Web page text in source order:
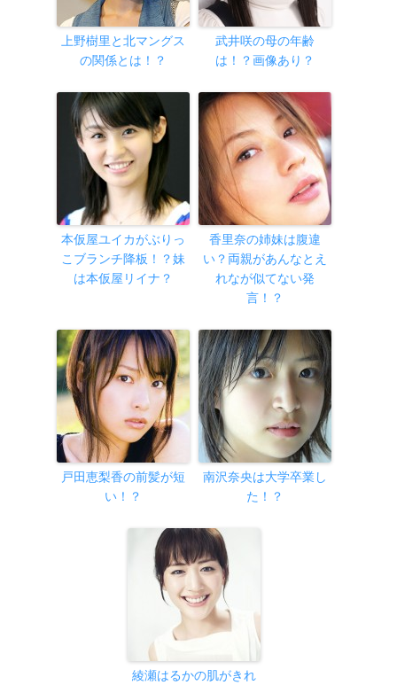
上野樹里と北マングス
の関係とは！？
武井咲の母の年齢
は！？画像あり？
本仮屋ユイカがぶりっ
こブランチ降板！？妹
は本仮屋リイナ？
香里奈の姉妹は腹違
い？両親があんなとえ
れなが似てない発
言！？
戸田恵梨香の前髪が短
い！？
南沢奈央は大学卒業し
た！？
綾瀬はるかの肌がきれ